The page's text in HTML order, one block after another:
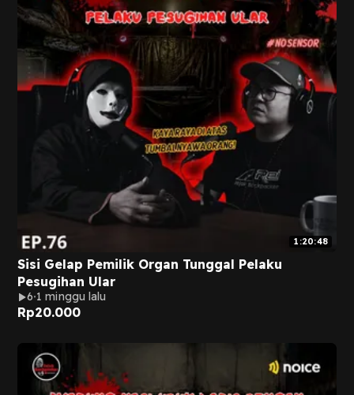
1:20:48
Sisi Gelap Pemilik Organ Tunggal Pelaku
Pesugihan Ular
6 1 minggu lalu
Rp20.000